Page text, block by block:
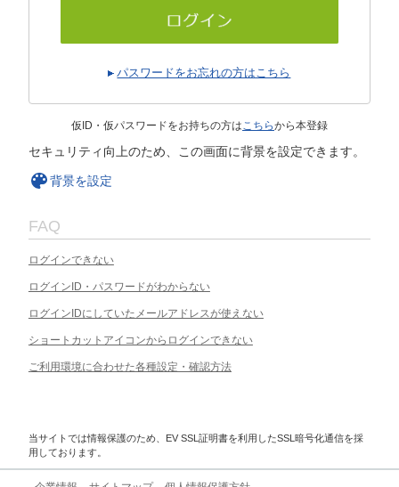
パスワードをお忘れの方はこちら
仮ID・仮パスワードをお持ちの方はこちらから本登録
セキュリティ向上のため、この画面に背景を設定できます。
背景を設定
FAQ
ログインできない
ログインID・パスワードがわからない
ログインIDにしていたメールアドレスが使えない
ショートカットアイコンからログインできない
ご利用環境に合わせた各種設定・確認方法
当サイトでは情報保護のため、EV SSL証明書を利用したSSL暗号化通信を採
用しております。